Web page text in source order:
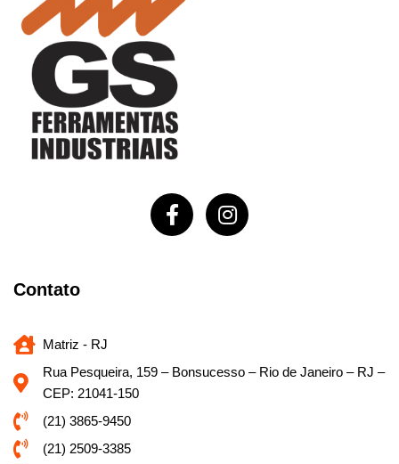
Contato
Matriz - RJ
Rua Pesqueira, 159 – Bonsucesso – Rio de Janeiro – RJ –
CEP: 21041-150
(21) 3865-9450
(21) 2509-3385